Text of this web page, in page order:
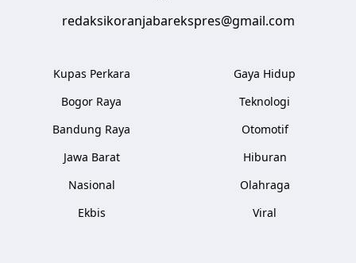
redaksikoranjabarekspres@gmail.com
Kupas Perkara
Bogor Raya
Bandung Raya
Jawa Barat
Nasional
Ekbis
Gaya Hidup
Teknologi
Otomotif
Hiburan
Olahraga
Viral